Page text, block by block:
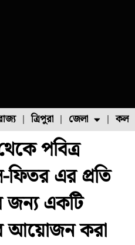
ফল চাষ মাছ চাষ
ত্রিপুরা জেলা
উত্তর ২৪ পরগনা
পবিত্র
এর প্রতি
জন্য একটি
আয়োজন করা